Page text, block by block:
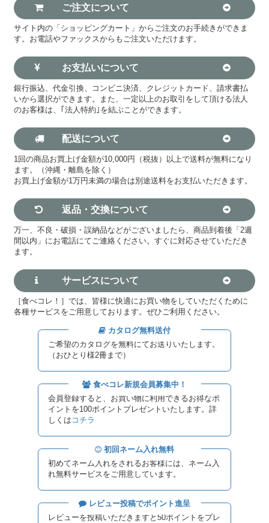
ご注文について
サイト内の「ショッピングカート」からご注文のお手続きができま
す。お電話やファックスからもご注文いただけます。
お支払いについて
銀行振込、代金引換、コンビニ決済、クレジットカード、請求書払
いから選択ができます。また、一定以上のお取引をして頂ける法人
のお客様は、｢法人特約｣を結ぶことができます。
配送について
1回の商品お買上げ金額が10,000円（税抜）以上で送料が無料になり
ます。（沖縄・離島を除く）
お買上げ金額が1万円未満の場合は別途送料をお支払いただきます。
返品・交換について
万一、不良・破損・誤納品などがございましたら、商品到着後「2週
間以内」にお電話にてご連絡ください。すぐに対応させていただき
ます。
サービスについて
［食べコレ！］では、皆様に快適にお買い物をしていただくために
各種サービスをご用意しております。ぜひご利用ください。
カタログ無料送付
ご希望のカタログを無料にてお送りいたします。
（おひとり様2冊まで）
食べコレ新規会員募集中！
会員登録すると、お買い物に利用できるお得なポ
イントを100ポイントプレゼントいたします。詳
しくは コチラ
初回ネーム入れ無料
初めてネーム入れをされるお客様には、ネーム入
れ無料サービスをご用意しています。
レビュー投稿でポイント進呈
レビューを投稿いただきますと50ポイントをプレ